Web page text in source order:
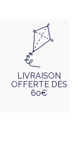
LIVRAISON
OFFERTE DÈS
60€